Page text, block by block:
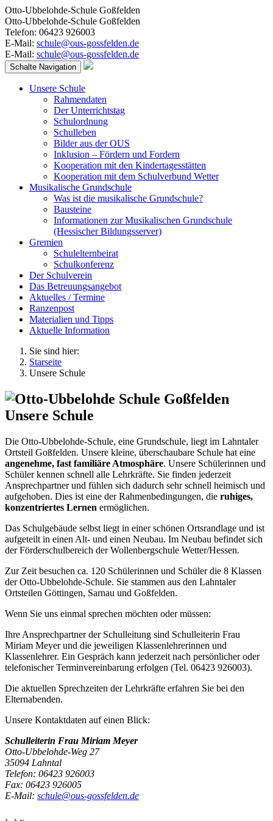
Otto-Ubbelohde-Schule Goßfelden
Otto-Ubbelohde-Schule Goßfelden
Telefon: 06423 926003
E-Mail: schule@ous-gossfelden.de
E-Mail: schule@ous-gossfelden.de
Schalte Navigation
Unsere Schule
Rahmendaten
Der Unterrichtstag
Schulordnung
Schulleben
Bilder aus der OUS
Inklusion – Fördern und Fordern
Kooperation mit den Kindertagesstätten
Kooperation mit dem Schulverbund Wetter
Musikalische Grundschule
Was ist die musikalische Grundschule?
Bausteine
Informationen zur Musikalischen Grundschule
(Hessischer Bildungsserver)
Gremien
Schulelternbeirat
Schulkonferenz
Der Schulverein
Das Betreuungsangebot
Aktuelles / Termine
Ranzenpost
Materialien und Tipps
Aktuelle Information
Sie sind hier:
Starseite
Unsere Schule
Unsere Schule
Die Otto-Ubbelohde-Schule, eine Grundschule, liegt im Lahntaler
Ortsteil Goßfelden. Unsere kleine, überschaubare Schule hat eine
angenehme, fast familiäre Atmosphäre. Unsere Schülerinnen und
Schüler kennen schnell alle Lehrkräfte. Sie finden jederzeit
Ansprechpartner und fühlen sich dadurch sehr schnell heimisch und
aufgehoben. Dies ist eine der Rahmenbedingungen, die ruhiges,
konzentriertes Lernen ermöglichen.
Das Schulgebäude selbst liegt in einer schönen Ortsrandlage und ist
aufgeteilt in einen Alt- und einen Neubau. Im Neubau befindet sich
der Förderschulbereich der Wollenbergschule Wetter/Hessen.
Zur Zeit besuchen ca. 120 Schülerinnen und Schüler die 8 Klassen
der Otto-Ubbelohde-Schule. Sie stammen aus den Lahntaler
Ortsteilen Göttingen, Sarnau und Goßfelden.
Wenn Sie uns einmal sprechen möchten oder müssen:
Ihre Ansprechpartner der Schulleitung sind Schulleiterin Frau
Miriam Meyer und die jeweiligen Klassenlehrerinnen und
Klassenlehrer. Ein Gespräch kann jederzeit nach persönlicher oder
telefonischer Terminvereinbarung erfolgen (Tel. 06423 926003).
Die aktuellen Sprechzeiten der Lehrkräfte erfahren Sie bei den
Elternabenden.
Unsere Kontaktdaten auf einen Blick:
Schulleiterin Frau Miriam Meyer
Otto-Ubbelohde-Weg 27
35094 Lahntal
Telefon: 06423 926003
Fax: 06423 926005
E-Mail: schule@ous-gossfelden.de